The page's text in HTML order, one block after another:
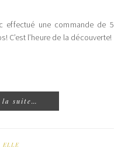
effectué une commande de 5
C’est l’heure de la découverte!
suite…
ELLE